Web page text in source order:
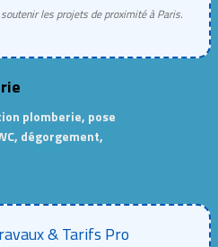
les projets de proximité à Paris.
plomberie, pose
dégorgement,
& Tarifs Pro